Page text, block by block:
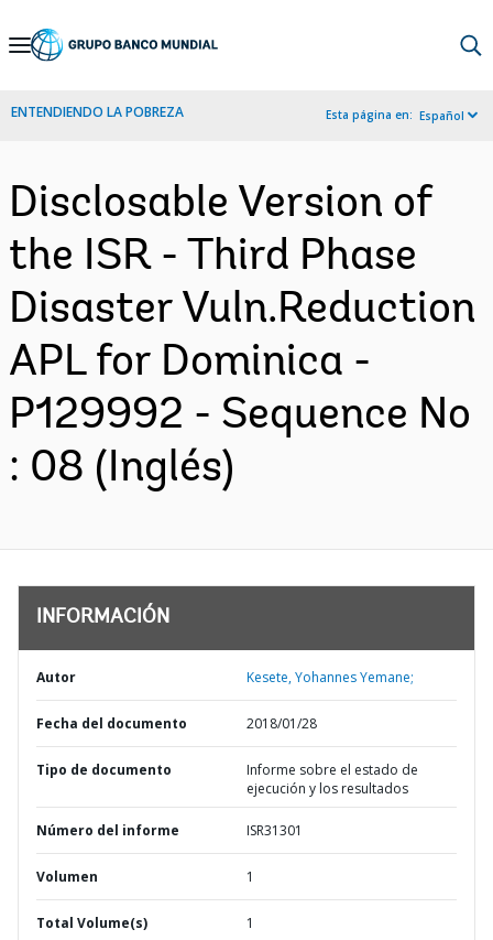
Skip
Navigation
ENTENDIENDO LA POBREZA Esta página en: Español
Disclosable Version of
the ISR - Third Phase
Disaster Vuln.Reduction
APL for Dominica -
P129992 - Sequence No
: 08 (Inglés)
INFORMACIÓN
Autor Kesete, Yohannes Yemane;
Fecha del documento 2018/01/28
Tipo de documento
Informe sobre el estado de
ejecución y los resultados
Número del informe ISR31301
Volumen 1
Total Volume(s) 1